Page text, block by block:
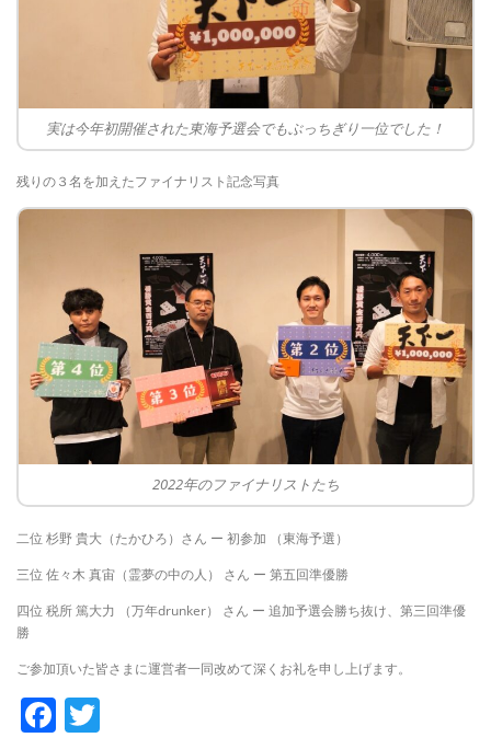
実は今年初開催された東海予選会でもぶっちぎり一位でした！
残りの３名を加えたファイナリスト記念写真
2022年のファイナリストたち
二位 杉野 貴大（たかひろ）さん ー 初参加 （東海予選）
三位 佐々木 真宙（霊夢の中の人） さん ー 第五回準優勝
四位 税所 篤大力 （万年drunker） さん ー 追加予選会勝ち抜け、第三回準優
勝
ご参加頂いた皆さまに運営者一同改めて深くお礼を申し上げます。
Facebook